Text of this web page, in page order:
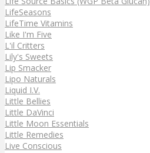
LifeSeasons
LifeTime Vitamins
Like I'm Five
L'il Critters
Lily's Sweets
Lip Smacker
Lipo Naturals
Liquid I.V.
Little Bellies
Little DaVinci
Little Moon Essentials
Little Remedies
Live Conscious